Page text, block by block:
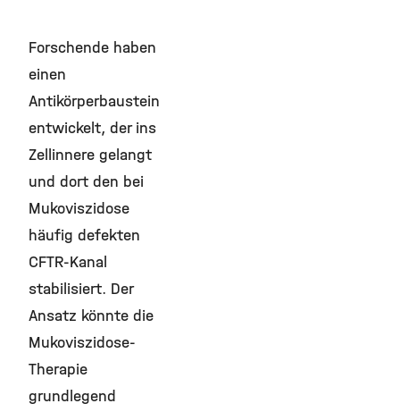
Forschende haben
einen
Antikörperbaustein
entwickelt, der ins
Zellinnere gelangt
und dort den bei
Mukoviszidose
häufig defekten
CFTR-Kanal
stabilisiert. Der
Ansatz könnte die
Mukoviszidose-
Therapie
grundlegend